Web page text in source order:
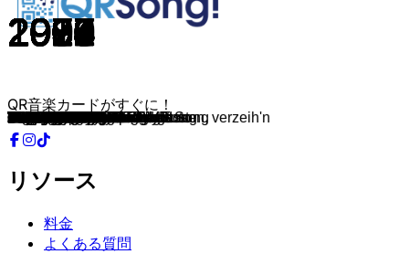
2024
No Broke Boys
2015
So wie du bist
2009
When Love Takes Over
2017
U Said
2009
Sexy Bitch
2021
Friday
2008
Still Counting
2009
Bad Company
2010
Glow
1997
Engel
2022
LEBENSLANG
1980
Another One Bites The Dust
1982
Billie Jean
2022
Armee der Tristen
2012
Mein Herz brennt
2001
Sonne
1997
Du Hast
2019
Puppe
2022
Wildberry Lillet
2022
Bei Nacht
2019
Radio
2013
Megamix
2018
Praise The Lord
2004
Mockingbird
2009
Haifisch
2003
Behind Blue Eyes
1990
Nichts ist für die Ewigkeit
2009
Burn It to the Ground
2023
Clouds
2008
You're Gonna Go Far, Kid
1979
Highway To Hell
1990
Thunderstruck
1975
T.N.T.
1980
Back In Black
1980
You Shook Me All Night Long
1978
Rock 'N' Roll Damnation
1999
The Kids Aren't Alright
1984
Still Loving You
2004
Für Immer
1990
Wind Of Change
1991
Nothing Else Matters
1999
Butterfly
1989
Black Velvet
2005
Dieser Weg
1991
The Show Must Go On
2018
Notice Me
1983
Katharine, Katharine
2001
Family Affair
1991
Enter Sandman
2022
Patient Number 9
2022
Blonde Chaya
2013
Get It Right
2017
Love Tonight
2009
Memories
1988
Fantasy Girl
1982
White Wedding
2005
Durch den Monsun
2022
Black Summer
2008
Haus am See
2024
Beautiful Things
2023
Lovin On Me
1987
Little Lies
2024
Erinner mich
2023
Lose Control
2019
Chlorine
2023
Saturday Love
1983
L'italiano
1984
Summer Of '69
1985
Take On Me
1980
Goldener Reiter
1976
Daddy Cool
1998
Narcotic
2000
Teenage Dirtbag
1995
Be My Lover
1998
Believe
1993
The Rhythm Of The Night
1999
Let's Get Loud
1999
Blue
1993
Schrei nach Liebe
1997
Bitter Sweet Symphony
1995
Lemon Tree
1992
Sing Hallelujah!
1978
Stumblin' In
1973
Killing Me Softly With His Song
2017
Herzbeben
1983
Wahnsinn
2010
Schatzi Schenk Mir Ein Foto
1992
Du bist ein Wunder
2007
Lotusblume
1991
Verlieben, verloren, vergessen, verzeih'n
2020
Bayrisch Drip
2017
ob und zua
2016
Nimma
2012
Rasenmäher
2013
Nackert
2012
Dorfkind
2015
I wü ned
2017
eine ins leben
2024
Wackelkontakt
1999
The Bad Touch
QR音楽カードがすぐに！
リソース
料金
よくある質問